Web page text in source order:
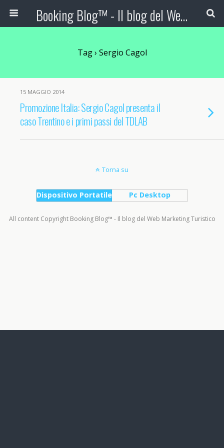
Booking Blog™ - Il blog del Web Marketing Turistico
Tag › Sergio Cagol
15 MAGGIO 2014
Promozione Italia: Sergio Cagol presenta il
caso Trentino e i primi passi del TDLAB
Torna su
Dispositivo Portatile Pc Desktop
All content Copyright Booking Blog™ - Il blog del Web Marketing Turistico